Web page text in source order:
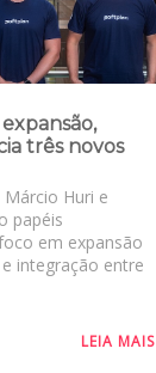
três novos
Huri e
papéis
em expansão
integração entre
LEIA MAIS